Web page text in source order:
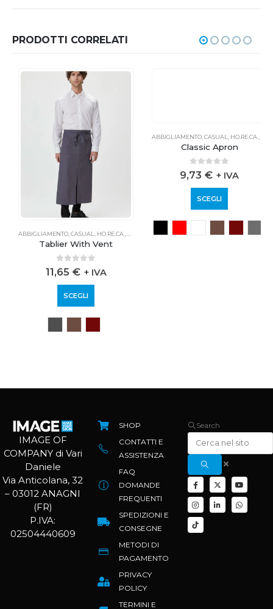
PRODOTTI CORRELATI
ABBIGLIAMENTO,CASUAL,HO.RE.CA.,PROFESSIONALE
Tablier With Vent
0 out of 5
11,65€ + IVA
SCEGLI
ABBIGLIAMENTO,CASUAL, HO.RE.CA.,
IMAGE OF
COMPANY di Vari
Daniele
Via Anticolana, 32
– 03012 ANAGNI
(FR)
P.IVA:
02504440609
SHOP
CONTATTI E
ASSISTENZA
FAQ
DOMANDE
FREQUENTI
SPEDIZIONI E
CONSEGNE
METODI DI
PAGAMENTO
PRIVACY
POLICY
TERMINI E
Search